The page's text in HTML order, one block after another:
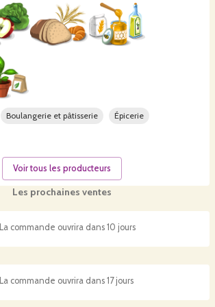
Les prochaines ventes
La commande ouvrira dans 10 jours
La commande ouvrira dans 17 jours
Boulangerie et pâtisserie Épicerie
Voir tous les producteurs